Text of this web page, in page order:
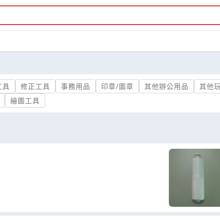
具 修正工具 事務用品 印章/圖章 其他辦公用品
其他
繪圖工具